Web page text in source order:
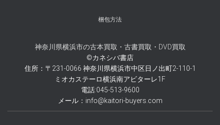
梱包方法
神奈川県横浜市の古本買取・古書買取・DVD買取
©カネシバ書店
住所：〒231-0066 神奈川県横浜市中区日ノ出町2-110-1
ミオカステーロ横浜南アビターレ1F
電話:045-513-9600
メール：info@kaitori-buyers.com